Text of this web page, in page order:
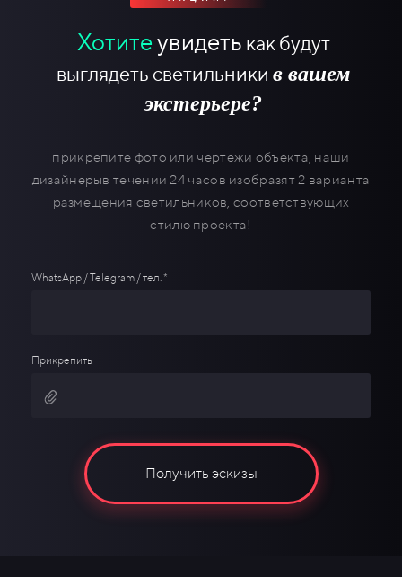
Хотитеувидеть как будут
выглядеть светильники в вашем
экстерьере?
прикрепите фото или чертежи объекта, наши
дизайнерыв течении 24 часов изобразят 2 варианта
размещения светильников, соответствующих
стилю проекта!
WhatsApp / Telegram / тел. *
Прикрепить
Получить эскизы